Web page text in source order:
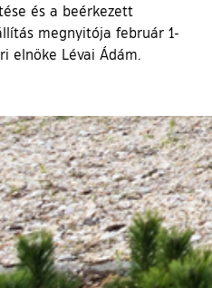
és a beérkezett
megnyitója február 1-
elnöke Lévai Ádám.